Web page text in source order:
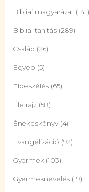
Bibliai magyarázat (141)
Bibliai tanítás (289)
Család (26)
Egyéb (5)
Elbeszélés (65)
Életrajz (58)
Énekeskönyv (4)
Evangélizáció (92)
Gyermek (103)
Gyermeknevelés (19)